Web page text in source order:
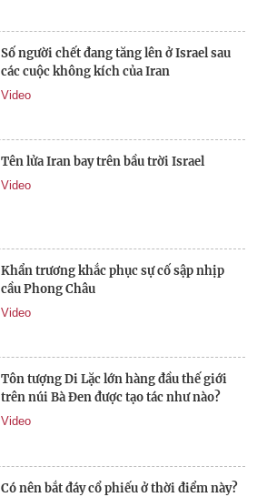
Số người chết đang tăng lên ở Israel sau
các cuộc không kích của Iran
Video
Tên lửa Iran bay trên bầu trời Israel
Video
Khẩn trương khắc phục sự cố sập nhịp
cầu Phong Châu
Video
Tôn tượng Di Lặc lớn hàng đầu thế giới
trên núi Bà Đen được tạo tác như nào?
Video
Có nên bắt đáy cổ phiếu ở thời điểm này?